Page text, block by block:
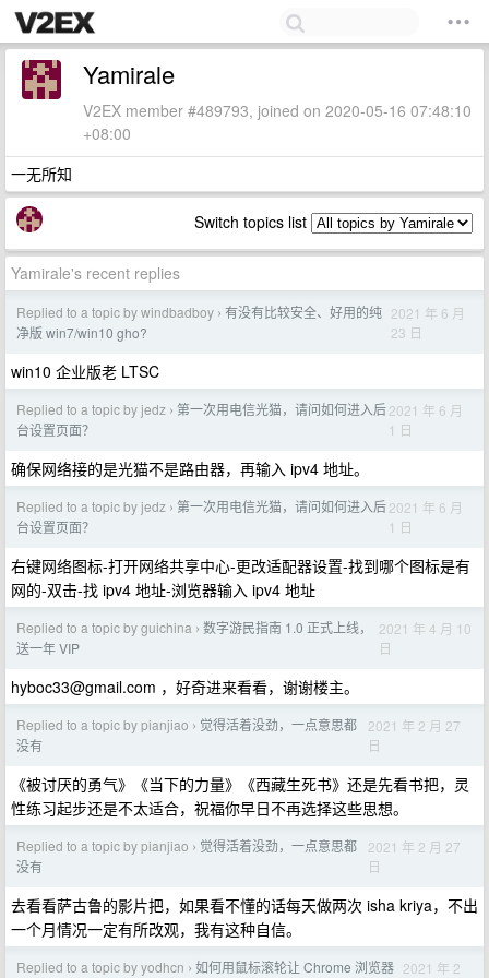
Yamirale
V2EX member #489793, joined on 2020-05-16 07:48:10
+08:00
一无所知
Switch topics list
Yamirale's recent replies
Replied to a topic by windbadboy › 有没有比较安全、好用的纯
净版 win7/win10 gho?
2021 年 6 月
23 日
win10 企业版老 LTSC
Replied to a topic by jedz › 第一次用电信光猫，请问如何进入后
台设置页面？
2021 年 6 月
1 日
确保网络接的是光猫不是路由器，再输入 ipv4 地址。
Replied to a topic by jedz › 第一次用电信光猫，请问如何进入后
台设置页面？
2021 年 6 月
1 日
右键网络图标-打开网络共享中心-更改适配器设置-找到哪个图标是有
网的-双击-找 ipv4 地址-浏览器输入 ipv4 地址
Replied to a topic by guichina › 数字游民指南 1.0 正式上线，
送一年 VIP
2021 年 4 月 10
日
hyboc33@gmail.com ，好奇进来看看，谢谢楼主。
Replied to a topic by pianjiao › 觉得活着没劲，一点意思都
没有
2021 年 2 月 27
日
《被讨厌的勇气》《当下的力量》《西藏生死书》还是先看书把，灵
性练习起步还是不太适合，祝福你早日不再选择这些思想。
Replied to a topic by pianjiao › 觉得活着没劲，一点意思都
没有
2021 年 2 月 27
日
去看看萨古鲁的影片把，如果看不懂的话每天做两次 isha kriya，不出
一个月情况一定有所改观，我有这种自信。
Replied to a topic by yodhcn › 如何用鼠标滚轮让 Chrome 浏览器 2021 年 2